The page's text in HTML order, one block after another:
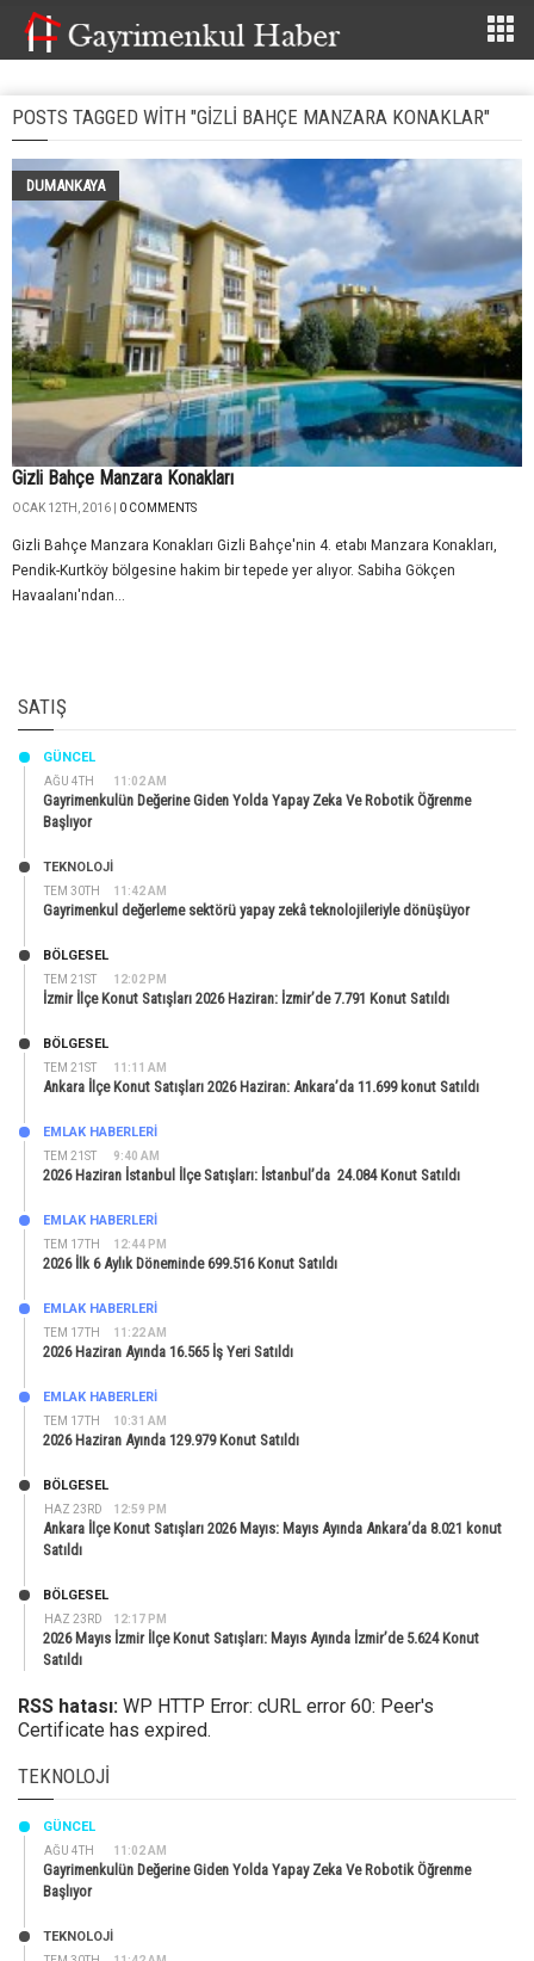
POSTS TAGGED WITH "GIZLI BAHÇE MANZARA KONAKLAR"
DUMANKAYA
Gizli Bahçe Manzara Konakları
OCAK 12TH, 2016 | 0 COMMENTS
Gizli Bahçe Manzara Konakları Gizli Bahçe'nin 4. etabı Manzara Konakları,
Pendik-Kurtköy bölgesine hakim bir tepede yer alıyor. Sabiha Gökçen
Havaalanı'ndan...
SATIŞ
AĞU 4TH 11:02 AM
GÜNCEL
Gayrimenkulün Değerine Giden Yolda Yapay Zeka Ve Robotik Öğrenme
Başlıyor
TEM 30TH 11:42 AM
TEKNOLOJİ
Gayrimenkul değerleme sektörü yapay zekâ teknolojileriyle dönüşüyor
TEM 21ST 12:02 PM
BÖLGESEL
İzmir İlçe Konut Satışları 2026 Haziran: İzmir’de 7.791 Konut Satıldı
TEM 21ST 11:11 AM
BÖLGESEL
Ankara İlçe Konut Satışları 2026 Haziran: Ankara’da 11.699 konut Satıldı
TEM 21ST 9:40 AM
EMLAK HABERLERI
2026 Haziran İstanbul İlçe Satışları: İstanbul’da 24.084 Konut Satıldı
TEM 17TH 12:44 PM
EMLAK HABERLERI
2026 İlk 6 Aylık Döneminde 699.516 Konut Satıldı
TEM 17TH 11:22 AM
EMLAK HABERLERI
2026 Haziran Ayında 16.565 İş Yeri Satıldı
TEM 17TH 10:31 AM
EMLAK HABERLERI
2026 Haziran Ayında 129.979 Konut Satıldı
HAZ 23RD 12:59 PM
BÖLGESEL
Ankara İlçe Konut Satışları 2026 Mayıs: Mayıs Ayında Ankara’da 8.021 konut
Satıldı
HAZ 23RD 12:17 PM
BÖLGESEL
2026 Mayıs İzmir İlçe Konut Satışları: Mayıs Ayında İzmir’de 5.624 Konut
Satıldı
RSS hatası: WP HTTP Error: cURL error 60: Peer's
Certificate has expired.
TEKNOLOJI
AĞU 4TH 11:02 AM
GÜNCEL
Gayrimenkulün Değerine Giden Yolda Yapay Zeka Ve Robotik Öğrenme
Başlıyor
TEKNOLOJİ